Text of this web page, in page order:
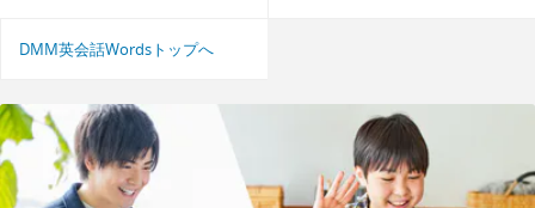
DMM英会話Wordsトップへ